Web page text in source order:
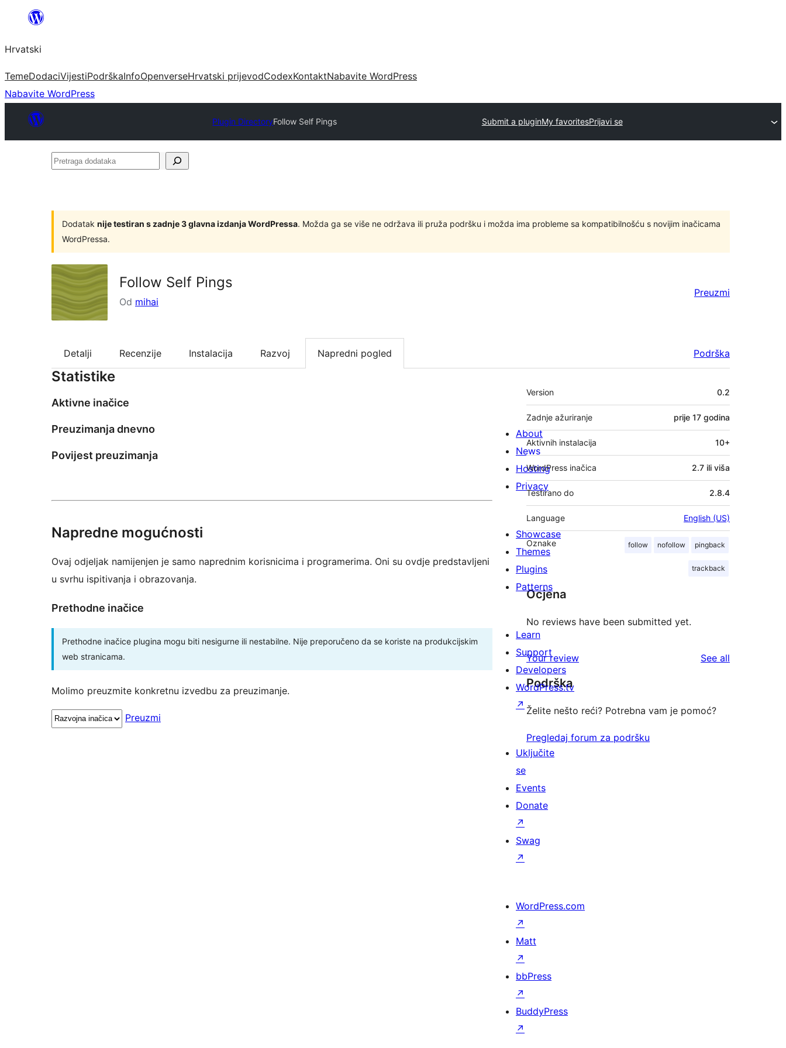
Skoči
sadržaja
Hrvatski
TemeDodaciVijestiPodrškaInfoOpenverseHrvatski prijevodCodexKontaktNabavite WordPress
Nabavite WordPress
Plugin DirectoryFollow Self Pings Submit a pluginMy favoritesPrijavi se
Pretraga
Dodatak nije testiran s zadnje 3 glavna izdanja WordPressa. Možda ga se više ne održava ili pruža podršku i možda ima probleme sa kompatibilnošću s novijim inačicama
WordPressa.
Follow Self Pings
Od mihai
Preuzmi
Detalji Recenzije Instalacija Razvoj Napredni pogled Podrška
Statistike
Aktivne inačice
Preuzimanja dnevno
Povijest preuzimanja
Napredne mogućnosti
Ovaj odjeljak namijenjen je samo naprednim korisnicima i programerima. Oni su ovdje predstavljeni
u svrhu ispitivanja i obrazovanja.
Prethodne inačice
Prethodne inačice plugina mogu biti nesigurne ili nestabilne. Nije preporučeno da se koriste na produkcijskim
web stranicama.
Molimo preuzmite konkretnu izvedbu za preuzimanje.
Preuzmi
Meta
Version 0.2
Zadnje ažuriranje prije 17 godina
Aktivnih instalacija 10+
WordPress inačica 2.7 ili viša
Testirano do 2.8.4
Language English (US)
Oznake follow nofollow pingback
trackback
Ocjena
No reviews have been submitted yet.
Your review See all
Podrška
Želite nešto reći? Potrebna vam je pomoć?
Pregledaj forum za podršku
About
News
Hosting
Privacy
Showcase
Themes
Plugins
Patterns
Learn
Support
Developers
WordPress.tv
↗
Uključite
se
Events
Donate
↗
Swag
↗
WordPress.com
↗
Matt
↗
bbPress
↗
BuddyPress
↗